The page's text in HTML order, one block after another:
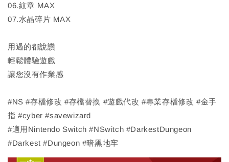
06.紋章 MAX
07.水晶碎片 MAX
用過的都說讚
輕鬆體驗遊戲
讓您沒有作業感
#NS #存檔修改 #存檔替換 #遊戲代改 #專業存檔修改 #金手
指 #cyber #savewizard
#適用Nintendo Switch #NSwitch #DarkestDungeon
#Darkest #Dungeon #暗黑地牢